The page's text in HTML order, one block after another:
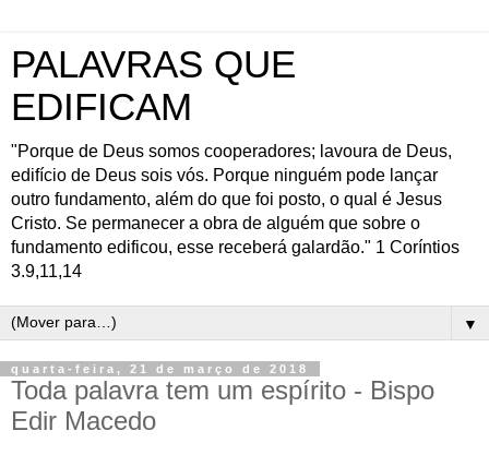
PALAVRAS QUE
EDIFICAM
"Porque de Deus somos cooperadores; lavoura de Deus,
edifício de Deus sois vós. Porque ninguém pode lançar
outro fundamento, além do que foi posto, o qual é Jesus
Cristo. Se permanecer a obra de alguém que sobre o
fundamento edificou, esse receberá galardão." 1 Coríntios
3.9,11,14
▼
quarta-feira, 21 de março de 2018
Toda palavra tem um espírito - Bispo
Edir Macedo